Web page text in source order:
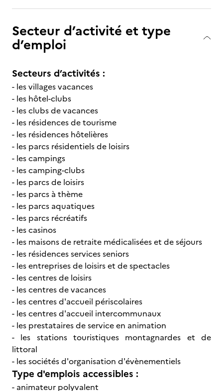
Secteur d’activité et type
d’emploi
Secteurs d’activités :
- les villages vacances
- les hôtel-clubs
- les clubs de vacances
- les résidences de tourisme
- les résidences hôtelières
- les parcs résidentiels de loisirs
- les campings
- les camping-clubs
- les parcs de loisirs
- les parcs à thème
- les parcs aquatiques
- les parcs récréatifs
- les casinos
- les maisons de retraite médicalisées et de séjours
- les résidences services seniors
- les entreprises de loisirs et de spectacles
- les centres de loisirs
- les centres de vacances
- les centres d'accueil périscolaires
- les centres d'accueil intercommunaux
- les prestataires de service en animation
- les stations touristiques montagnardes et de
littoral
- les sociétés d'organisation d'évènementiels
Type d'emplois accessibles :
- animateur polyvalent